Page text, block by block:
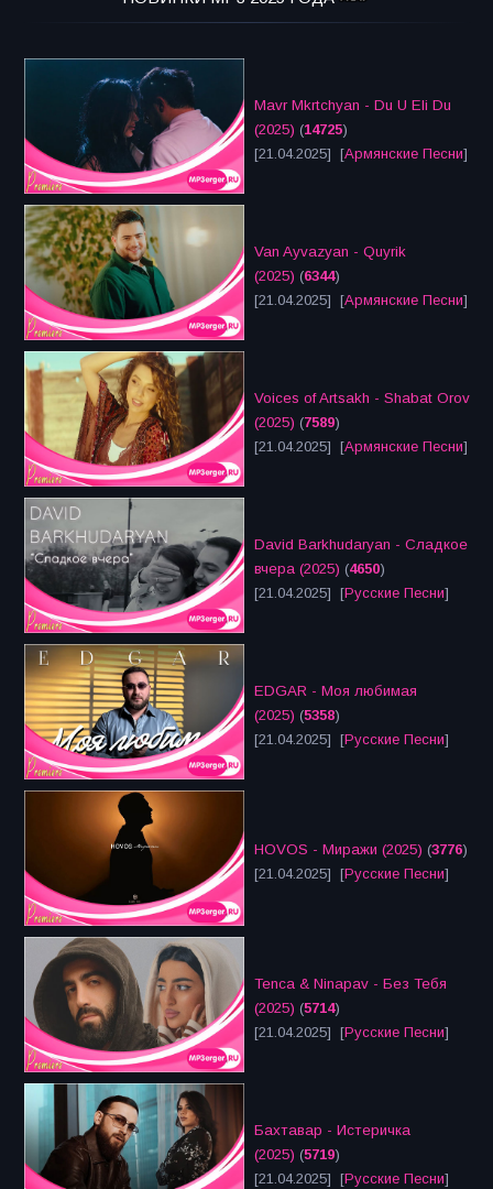
Mavr Mkrtchyan - Du U Eli Du
(2025) (14725)
[21.04.2025] [Армянские Песни]
Van Ayvazyan - Quyrik
(2025) (6344)
[21.04.2025] [Армянские Песни]
Voices of Artsakh - Shabat Orov
(2025) (7589)
[21.04.2025] [Армянские Песни]
David Barkhudaryan - Сладкое
вчера (2025) (4650)
[21.04.2025] [Русские Песни]
EDGAR - Моя любимая
(2025) (5358)
[21.04.2025] [Русские Песни]
HOVOS - Миражи (2025) (3776)
[21.04.2025] [Русские Песни]
Tenca & Ninapav - Без Тебя
(2025) (5714)
[21.04.2025] [Русские Песни]
Бахтавар - Истеричка
(2025) (5719)
[21.04.2025] [Русские Песни]